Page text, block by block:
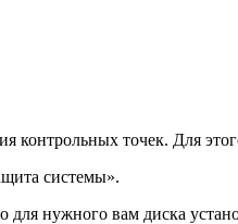
контрольных точек. Для
системы».
для нужного вам диска